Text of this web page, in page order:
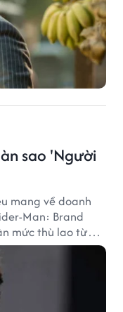
sao 'Người
mang về doanh
Man: Brand
mức thù lao từ
công phòng
sao sở hữu khoản